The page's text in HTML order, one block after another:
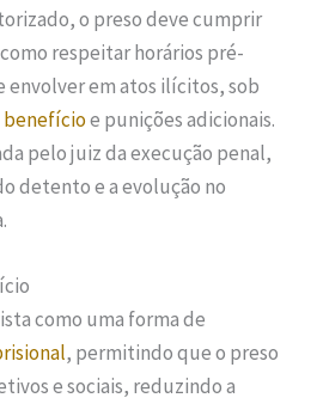
o preso deve cumprir
respeitar horários pré-
envolver em atos ilícitos, sob
benefícioe punições adicionais.
pelo juiz da execução penal,
detento e a evolução no
como uma forma de
, permitindo que o preso
e sociais, reduzindo a